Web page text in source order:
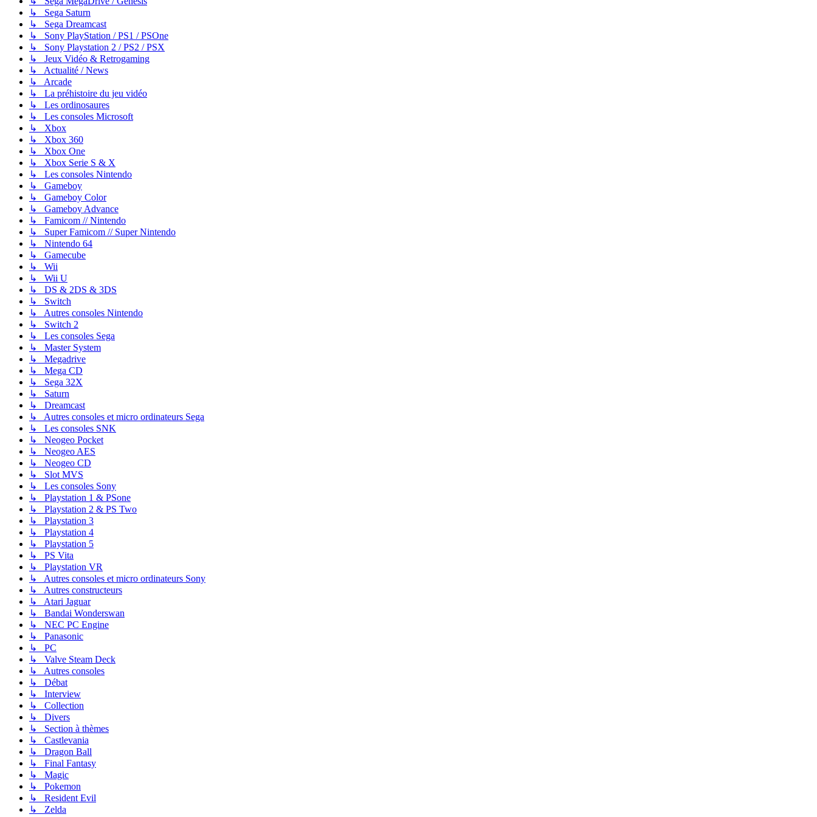
↳ Sega Saturn
↳ Sega Dreamcast
↳ Sony PlayStation / PS1 / PSOne
↳ Sony Playstation 2 / PS2 / PSX
↳ Jeux Vidéo & Retrogaming
↳ Actualité / News
↳ Arcade
↳ La préhistoire du jeu vidéo
↳ Les ordinosaures
↳ Les consoles Microsoft
↳ Xbox
↳ Xbox 360
↳ Xbox One
↳ Xbox Serie S & X
↳ Les consoles Nintendo
↳ Gameboy
↳ Gameboy Color
↳ Gameboy Advance
↳ Famicom // Nintendo
↳ Super Famicom // Super Nintendo
↳ Nintendo 64
↳ Gamecube
↳ Wii
↳ Wii U
↳ DS & 2DS & 3DS
↳ Switch
↳ Autres consoles Nintendo
↳ Switch 2
↳ Les consoles Sega
↳ Master System
↳ Megadrive
↳ Mega CD
↳ Sega 32X
↳ Saturn
↳ Dreamcast
↳ Autres consoles et micro ordinateurs Sega
↳ Les consoles SNK
↳ Neogeo Pocket
↳ Neogeo AES
↳ Neogeo CD
↳ Slot MVS
↳ Les consoles Sony
↳ Playstation 1 & PSone
↳ Playstation 2 & PS Two
↳ Playstation 3
↳ Playstation 4
↳ Playstation 5
↳ PS Vita
↳ Playstation VR
↳ Autres consoles et micro ordinateurs Sony
↳ Autres constructeurs
↳ Atari Jaguar
↳ Bandai Wonderswan
↳ NEC PC Engine
↳ Panasonic
↳ PC
↳ Valve Steam Deck
↳ Autres consoles
↳ Débat
↳ Interview
↳ Collection
↳ Divers
↳ Section à thèmes
↳ Castlevania
↳ Dragon Ball
↳ Final Fantasy
↳ Magic
↳ Pokemon
↳ Resident Evil
↳ Zelda